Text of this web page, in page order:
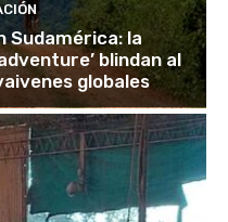
Sudamérica: la
blindan al
globales